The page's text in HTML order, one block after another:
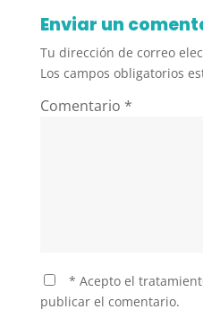
Enviar un
Tu dirección de correo
Los campos obligatorios
Comentario *
* Acepto el
publicar el comentario.